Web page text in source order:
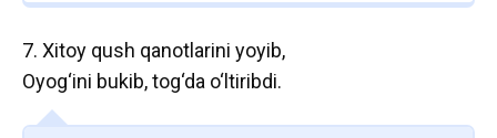
7. Xitoy qush qanotlarini yoyib,
Oyog‘ini bukib, tog‘da o‘ltiribdi.